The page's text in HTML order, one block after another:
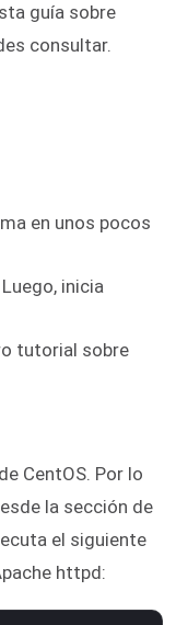
guía sobre
consultar.
en unos pocos
inicia
tutorial sobre
CentOS. Por lo
la sección de
el siguiente
httpd: